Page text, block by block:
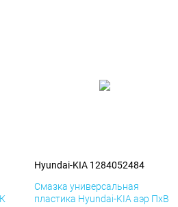
Hyundai-KIA 1284052484
Смазка универсальная
пластика Hyundai-KIA аэр ПхВ